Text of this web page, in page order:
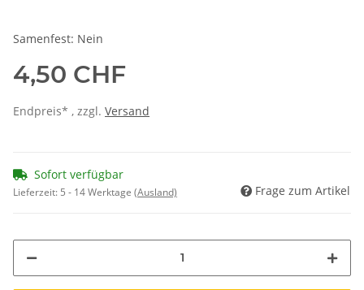
Samenfest: Nein
4,50 CHF
Endpreis* , zzgl. Versand
Sofort verfügbar
Lieferzeit: 5 - 14 Werktage (Ausland) Frage zum Artikel